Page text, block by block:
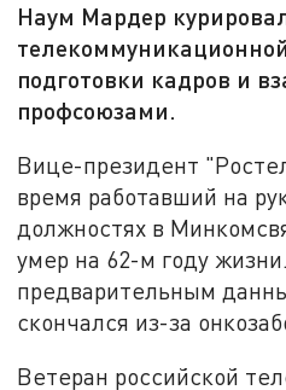
Наум Мардер
подготовки кадров и
профсоюзами.
Вице-президент
время работавший на
должностях в
умер на 62-м году
предварительным
скончался из-за
Ветеран российской